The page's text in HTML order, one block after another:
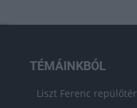
TÉMÁINKBÓL
Liszt Ferenc repülőtér